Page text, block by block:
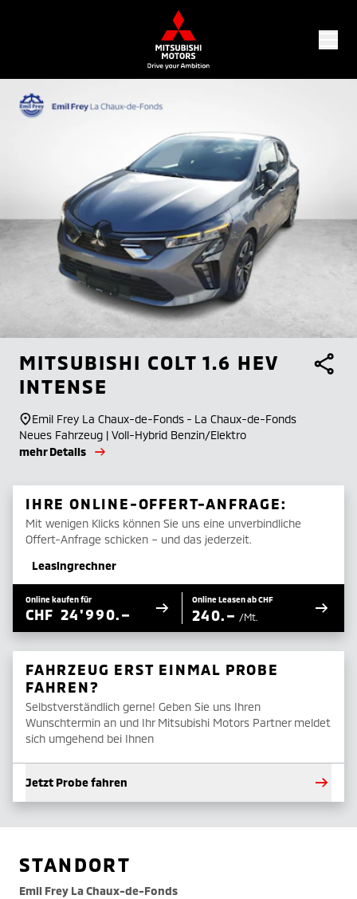
MITSUBISHI COLT 1.6 HEV
INTENSE
Emil Frey La Chaux-de-Fonds - La Chaux-de-Fonds
Neues Fahrzeug | Voll-Hybrid Benzin/Elektro
mehr Details
IHRE ONLINE-OFFERT-ANFRAGE:
Mit wenigen Klicks können Sie uns eine unverbindliche
Offert-Anfrage schicken – und das jederzeit.
Leasingrechner
Online kaufen für
CHF 24'990.–
Online Leasen ab CHF
240.– /Mt.
FAHRZEUG ERST EINMAL PROBE
FAHREN?
Selbstverständlich gerne! Geben Sie uns Ihren
Wunschtermin an und Ihr Mitsubishi Motors Partner meldet
sich umgehend bei Ihnen
Jetzt Probe fahren
STANDORT
Emil Frey La Chaux-de-Fonds